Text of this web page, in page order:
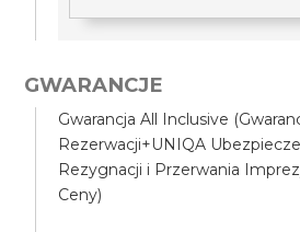
GWARANCJE
Gwarancja All Inclusive
Rezerwacji+UNIQA
Rezygnacji i Przerwania
Ceny)